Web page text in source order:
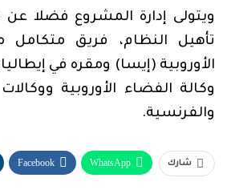
ويتولى إدارة المشروع فضلا عن
تأهيل النظام، فريق متكامل
الأوروبية (إيسا) ومقره في
وكالة الفضاء الأوروبية
والفرنسية.
شارك WhatsApp
Facebook